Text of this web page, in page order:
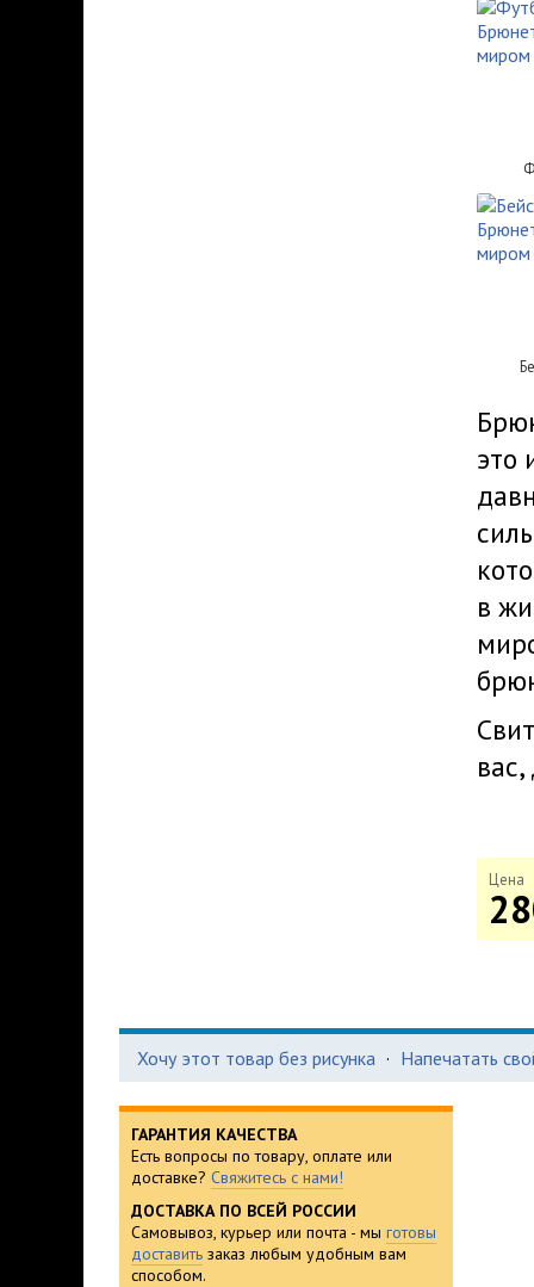
это
в
Цена
Хочу этот товар без рисунка · Напечатать
ГАРАНТИЯ КАЧЕСТВА
Есть вопросы по товару, оплате или
доставке? Свяжитесь с нами!
ДОСТАВКА ПО ВСЕЙ РОССИИ
Самовывоз, курьер или почта - мы готовы
доставить заказ любым удобным вам
способом.